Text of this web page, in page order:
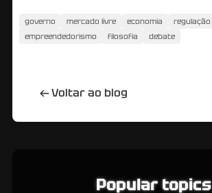
governo mercado livre economia
regulação
empreendedorismo
filosofia debate
←Voltar ao blog
Popular topics